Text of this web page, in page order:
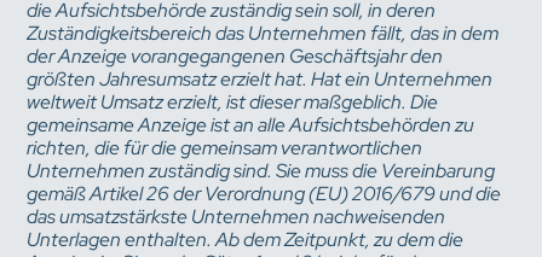
die Aufsichtsbehörde zuständig sein soll, in deren
Zuständigkeitsbereich das Unternehmen fällt, das in dem
der Anzeige vorangegangenen Geschäftsjahr den
größten Jahresumsatz erzielt hat. Hat ein Unternehmen
weltweit Umsatz erzielt, ist dieser maßgeblich. Die
gemeinsame Anzeige ist an alle Aufsichtsbehörden zu
richten, die für die gemeinsam verantwortlichen
Unternehmen zuständig sind. Sie muss die Vereinbarung
gemäß Artikel 26 der Verordnung (EU) 2016/679 und die
das umsatzstärkste Unternehmen nachweisenden
Unterlagen enthalten. Ab dem Zeitpunkt, zu dem die